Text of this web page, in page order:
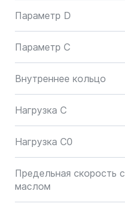
Параметр D
Параметр C
Внутреннее кольцо
Нагрузка C
Нагрузка C0
Предельная скорость с
маслом